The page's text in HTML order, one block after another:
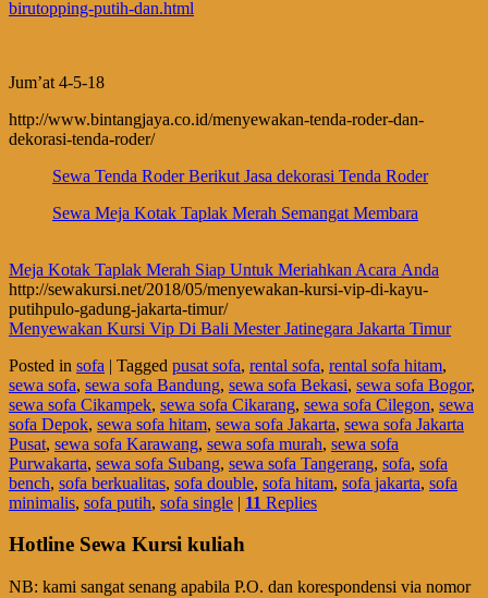
birutopping-putih-dan.html
Jum’at 4-5-18
http://www.bintangjaya.co.id/menyewakan-tenda-roder-dan-
dekorasi-tenda-roder/
Sewa Tenda Roder Berikut Jasa dekorasi Tenda Roder
Sewa Meja Kotak Taplak Merah Semangat Membara
Meja Kotak Taplak Merah Siap Untuk Meriahkan Acara Anda
http://sewakursi.net/2018/05/menyewakan-kursi-vip-di-kayu-
putihpulo-gadung-jakarta-timur/
Menyewakan Kursi Vip Di Bali Mester Jatinegara Jakarta Timur
Posted in sofa | Tagged pusat sofa, rental sofa, rental sofa hitam,
sewa sofa, sewa sofa Bandung, sewa sofa Bekasi, sewa sofa Bogor,
sewa sofa Cikampek, sewa sofa Cikarang, sewa sofa Cilegon, sewa
sofa Depok, sewa sofa hitam, sewa sofa Jakarta, sewa sofa Jakarta
Pusat, sewa sofa Karawang, sewa sofa murah, sewa sofa
Purwakarta, sewa sofa Subang, sewa sofa Tangerang, sofa, sofa
bench, sofa berkualitas, sofa double, sofa hitam, sofa jakarta, sofa
minimalis, sofa putih, sofa single | 11 Replies
Hotline Sewa Kursi kuliah
NB: kami sangat senang apabila P.O. dan korespondensi via nomor